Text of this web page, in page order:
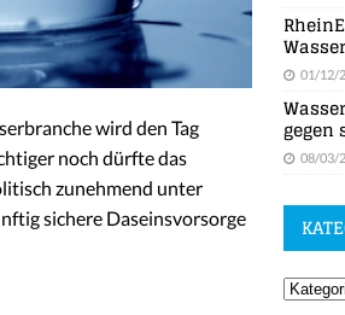
wird den Tag
noch dürfte das
zunehmend unter
sichere Daseinsvorsorge
01/12/
gegen
08/03/